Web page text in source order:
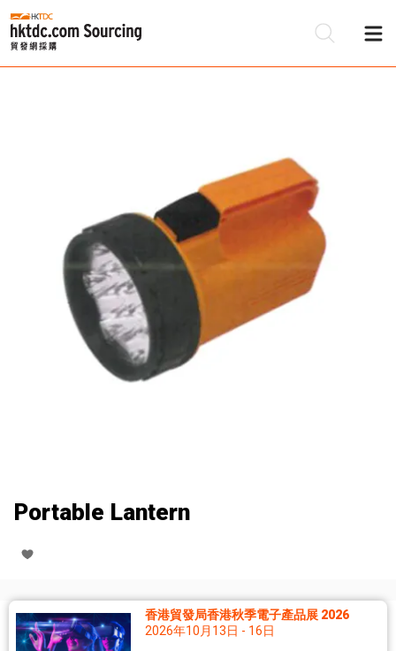
Portable Lantern
香港貿發局香港秋季電子產品展 2026
2026年10月13日 - 16日